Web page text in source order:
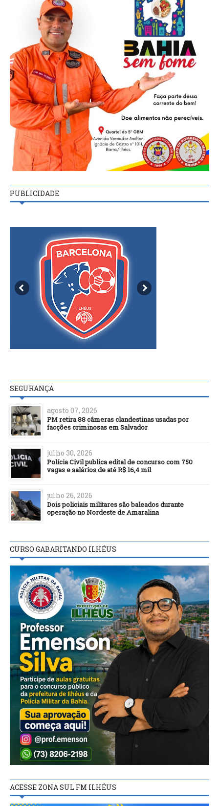
PUBLICIDADE
SEGURANÇA
agosto 07, 2026
PM retira 88 câmeras clandestinas usadas por
facções criminosas em Salvador
julho 30, 2026
Polícia Civil publica edital de concurso com 750
vagas e salários de até R$ 16,4 mil
julho 26, 2026
Dois policiais militares são baleados durante
operação no Nordeste de Amaralina
CURSO GABARITANDO ILHÉUS
ACESSE ZONA SUL FM ILHÉUS